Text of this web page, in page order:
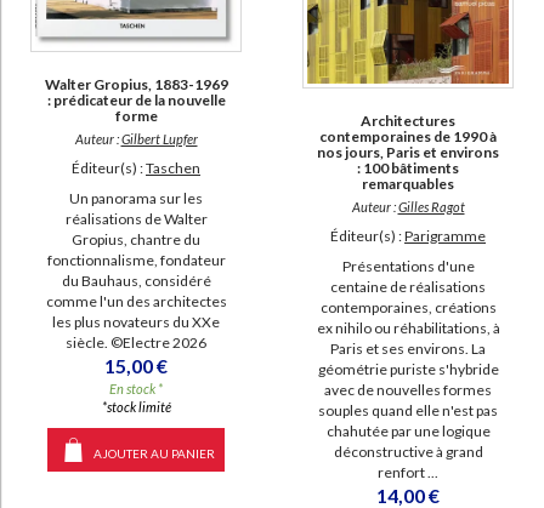
Walter Gropius, 1883-1969
: prédicateur de la nouvelle
forme
Auteur :Gilbert Lupfer
Éditeur(s) :Taschen
Un panorama sur les
réalisations de Walter
Gropius, chantre du
fonctionnalisme, fondateur
du Bauhaus, considéré
comme l'un des architectes
les plus novateurs du XXe
siècle. ©Electre 2026
15,00 €
En stock *
*stock limité
AJOUTER AU PANIER
Architectures
contemporaines de 1990 à
nos jours, Paris et environs
: 100 bâtiments
remarquables
Auteur :Gilles Ragot
Éditeur(s) :Parigramme
Présentations d'une
centaine de réalisations
contemporaines, créations
ex nihilo ou réhabilitations, à
Paris et ses environs. La
géométrie puriste s'hybride
avec de nouvelles formes
souples quand elle n'est pas
chahutée par une logique
déconstructive à grand
renfort ...
14,00 €